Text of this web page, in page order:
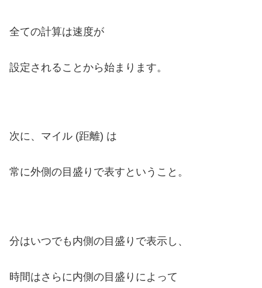
全ての計算は速度が
設定されることから始まります。
次に、マイル (距離) は
常に外側の目盛りで表すということ。
分はいつでも内側の目盛りで表示し、
時間はさらに内側の目盛りによって